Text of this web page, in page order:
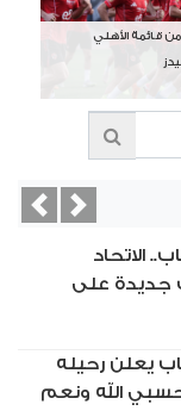
قائمة الأهلي
الاتحاد
جديدة على
يعلن رحيله
بعد 14 عامًا: حسبي الله ونعم
Next